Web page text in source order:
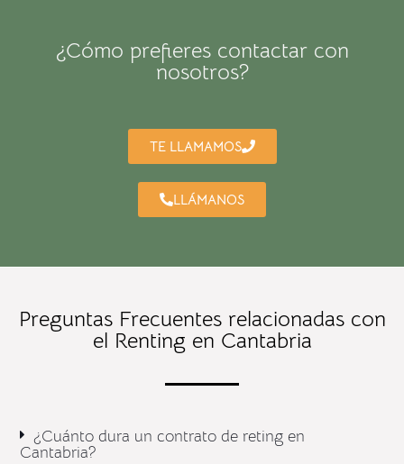
¿Cómo prefieres contactar con
nosotros?
TE LLAMAMOS
LLÁMANOS
Preguntas Frecuentes relacionadas con
el Renting en Cantabria
¿Cuánto dura un contrato de reting en
Cantabria?